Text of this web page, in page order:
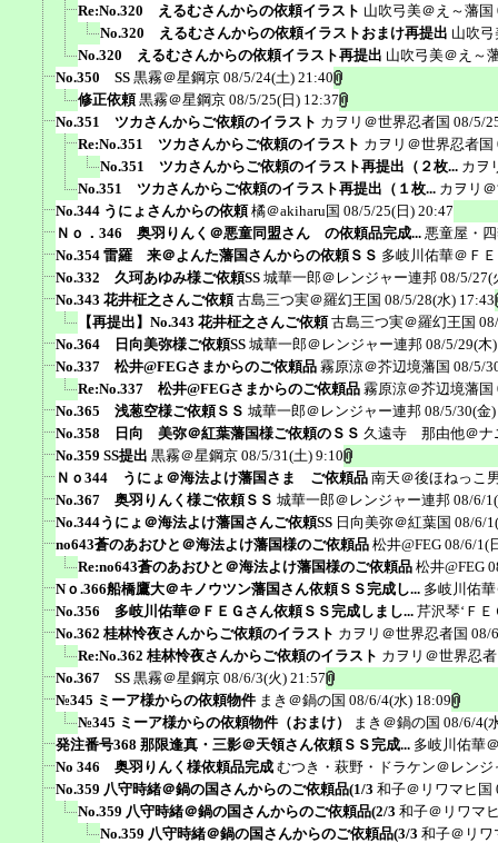
Re:No.320 えるむさんからの依頼イラスト 山吹弓美＠え～藩国
No.320 えるむさんからの依頼イラストおまけ再提出 山吹
No.320 えるむさんからの依頼イラスト再提出 山吹弓美＠え～
No.350 SS 黒霧＠星鋼京 08/5/24(土) 21:40
修正依頼 黒霧＠星鋼京 08/5/25(日) 12:37
No.351 ツカさんからご依頼のイラスト カヲリ＠世界忍者国 08/5/
Re:No.351 ツカさんからご依頼のイラスト カヲリ＠世界忍者国
No.351 ツカさんからご依頼のイラスト再提出（２枚... カヲ
No.351 ツカさんからご依頼のイラスト再提出（１枚... カヲリ
No.344 うにょさんからの依頼 橘＠akiharu国 08/5/25(日) 20:47
Ｎｏ．346 奥羽りんく＠悪童同盟さん の依頼品完成... 悪童屋・
No.354 雷羅 来＠よんた藩国さんからの依頼ＳＳ 多岐川佑華＠Ｆ
No.332 久珂あゆみ様ご依頼SS 城華一郎＠レンジャー連邦 08/5/27(
No.343 花井柾之さんご依頼 古島三つ実＠羅幻王国 08/5/28(水) 17:43
【再提出】No.343 花井柾之さんご依頼 古島三つ実＠羅幻王国
No.364 日向美弥様ご依頼SS 城華一郎＠レンジャー連邦 08/5/29(木
No.337 松井@FEGさまからのご依頼品 霧原涼＠芥辺境藩国 08/5/
Re:No.337 松井@FEGさまからのご依頼品 霧原涼＠芥辺境藩国
No.365 浅葱空様ご依頼ＳＳ 城華一郎＠レンジャー連邦 08/5/30(金
No.358 日向 美弥＠紅葉藩国様ご依頼のＳＳ 久遠寺 那由他＠ナ
No.359 SS提出 黒霧＠星鋼京 08/5/31(土) 9:10
Ｎｏ344 うにょ＠海法よけ藩国さま ご依頼品 南天＠後ほねっこ
No.367 奥羽りんく様ご依頼ＳＳ 城華一郎＠レンジャー連邦 08/6/
No.344うにょ＠海法よけ藩国さんご依頼SS 日向美弥＠紅葉国 08/6/
no643蒼のあおひと＠海法よけ藩国様のご依頼品 松井@FEG 08/6/1(
Re:no643蒼のあおひと＠海法よけ藩国様のご依頼品 松井@FEG
Nｏ.366船橋鷹大＠キノウツン藩国さん依頼ＳＳ完成し... 多岐川佑
No.356 多岐川佑華＠ＦＥＧさん依頼ＳＳ完成しまし... 芹沢琴‘ＦＥ
No.362 桂林怜夜さんからご依頼のイラスト カヲリ＠世界忍者国 08/
Re:No.362 桂林怜夜さんからご依頼のイラスト カヲリ＠世界忍
No.367 SS 黒霧＠星鋼京 08/6/3(火) 21:57
№345 ミーア様からの依頼物件 まき＠鍋の国 08/6/4(水) 18:09
№345 ミーア様からの依頼物件（おまけ）
まき＠鍋の国 08/6/4(
発注番号368 那限逢真・三影＠天領さん依頼ＳＳ完成... 多岐川佑華
No 346 奥羽りんく様依頼品完成 むつき・萩野・ドラケン＠レンジ
No.359 八守時緒＠鍋の国さんからのご依頼品(1/3 和子＠リワマヒ国
No.359 八守時緒＠鍋の国さんからのご依頼品(2/3 和子＠リワマ
No.359 八守時緒＠鍋の国さんからのご依頼品(3/3 和子＠リワ